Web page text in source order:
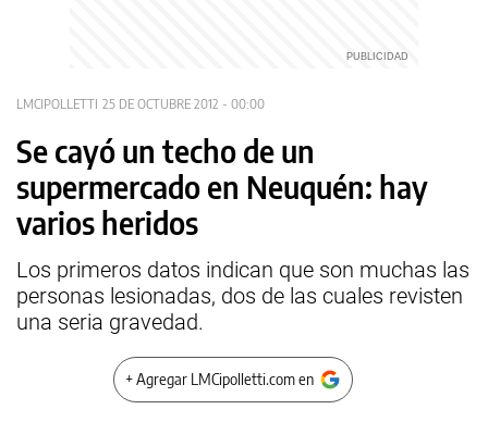
LMCIPOLLETTI 25 DE OCTUBRE 2012 - 00:00
Se cayó un techo de un
supermercado en Neuquén: hay
varios heridos
Los primeros datos indican que son muchas las
personas lesionadas, dos de las cuales revisten
una seria gravedad.
+ Agregar LMCipolletti.com en